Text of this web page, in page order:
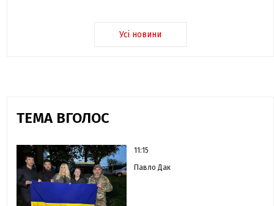
Усі новини
ТЕМА ВГОЛОС
11:15
Павло Дак